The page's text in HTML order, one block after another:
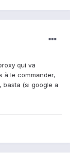
qui va
à le commander,
basta (si google a